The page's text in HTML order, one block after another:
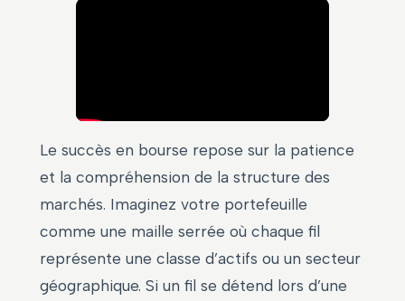
Le succès en bourse repose sur la patience
et la compréhension de la structure des
marchés. Imaginez votre portefeuille
comme une maille serrée où chaque fil
représente une classe d’actifs ou un secteur
géographique. Si un fil se détend lors d’une